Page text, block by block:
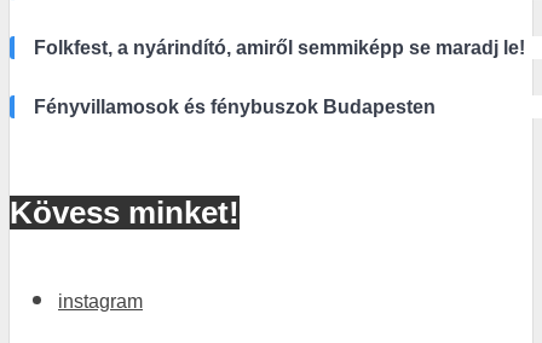
Folkfest, a nyárindító, amiről semmiképp se maradj le!
Fényvillamosok és fénybuszok Budapesten
Kövess minket!
instagram